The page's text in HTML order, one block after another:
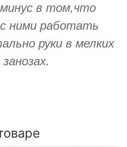
в том,что
ними работать
руки в мелких